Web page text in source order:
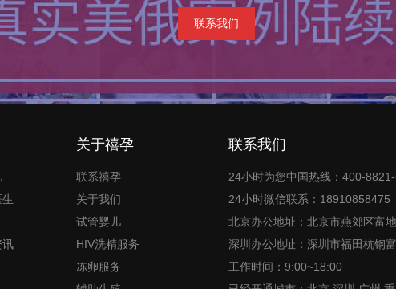
联系我们
讯
关于禧孕
联系禧孕
关于我们
试管婴儿
HIV洗精服务
冻卵服务
联系我们
24小时为您中国热线：400-
24小时微信联系：18910858475
北京办公地址：北京市燕郊区富
深圳办公地址：深圳市福田杭钢
工作时间：9:00~18:00